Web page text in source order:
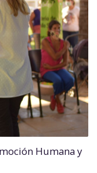
Humana y